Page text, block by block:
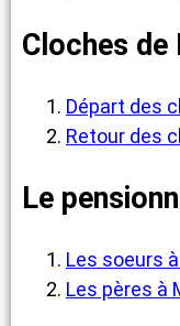
Cloches de
Départ des
Retour des
Le
Les soeurs
Les pères à